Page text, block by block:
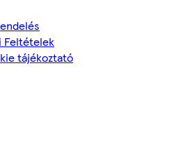
Feltételek
tájékoztató